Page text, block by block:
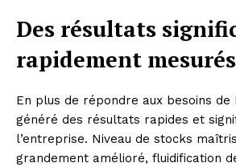
Des résultats
rapidement mesurés
En plus de répondre aux besoins de
généré des résultats rapides et
l’entreprise. Niveau de stocks
grandement amélioré, fluidification